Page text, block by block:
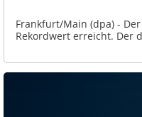
Frankfurt/Main (dpa) -
Rekordwert erreicht. Der